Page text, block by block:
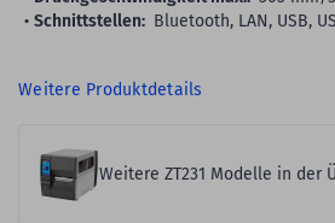
Schnittstellen: Bluetooth, LAN, USB,
Weitere Produktdetails
Weitere ZT231 Modelle in der